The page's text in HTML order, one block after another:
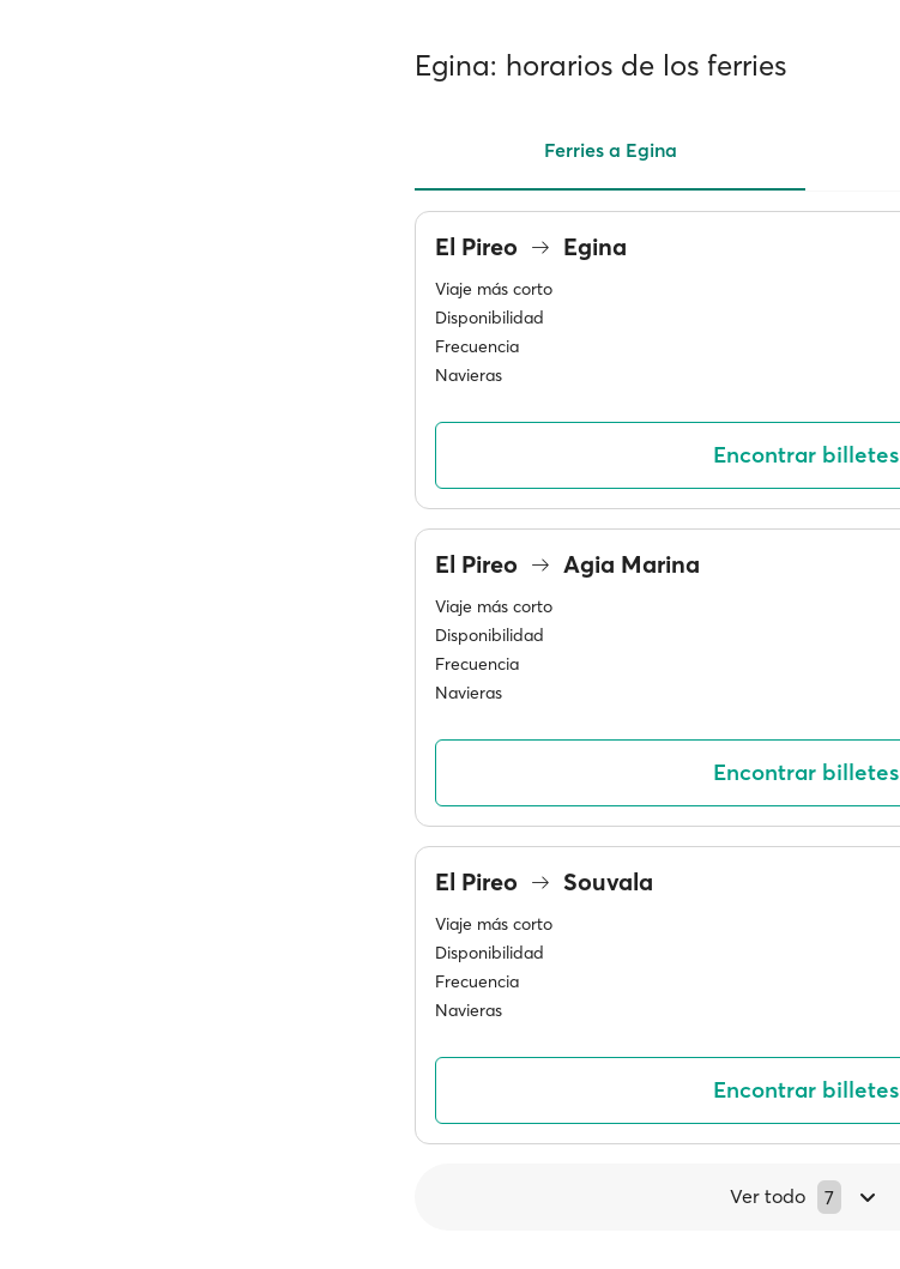
Egina: horarios de los ferries
Ferries a Egina
El Pireo Egina
Viaje más corto
Disponibilidad
Frecuencia
Navieras
Encontrar billetes
El Pireo Agia Marina
Viaje más corto
Disponibilidad
Frecuencia
Navieras
Encontrar billetes
El Pireo Souvala
Viaje más corto
Disponibilidad
Frecuencia
Navieras
Encontrar billetes
Ver todo 7